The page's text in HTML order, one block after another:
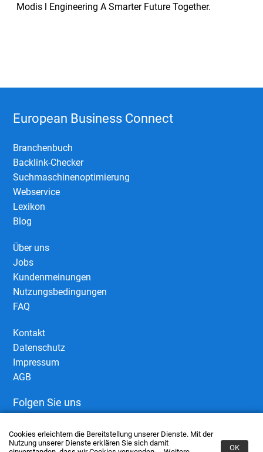
Cookies erleichtern die Bereitstellung unserer Dienste. Mit der
Nutzung unserer Dienste erklären Sie sich damit
OK
Modis l Engineering A Smarter Future Together.
European Business Connect
Branchenbuch
Backlink-Checker
Suchmaschinenoptimierung
Webservice
Lexikon
Blog
Über uns
Jobs
Kundenmeinungen
Nutzungsbedingungen
FAQ
Kontakt
Datenschutz
Impressum
AGB
Folgen Sie uns